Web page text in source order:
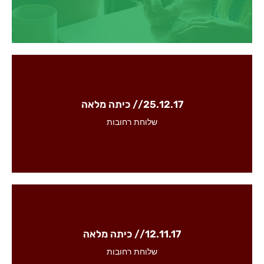
25.12.17 // כיתה מלאה
שלוחת רחובות
12.11.17 // כיתה מלאה
שלוחת רחובות